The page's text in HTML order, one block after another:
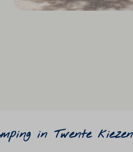
in Twente